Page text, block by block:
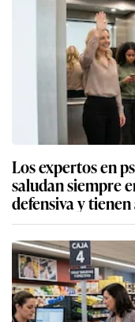
Los expertos en
saludan siempre
defensiva y